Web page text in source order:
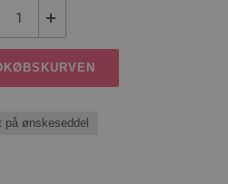
ønskeseddel